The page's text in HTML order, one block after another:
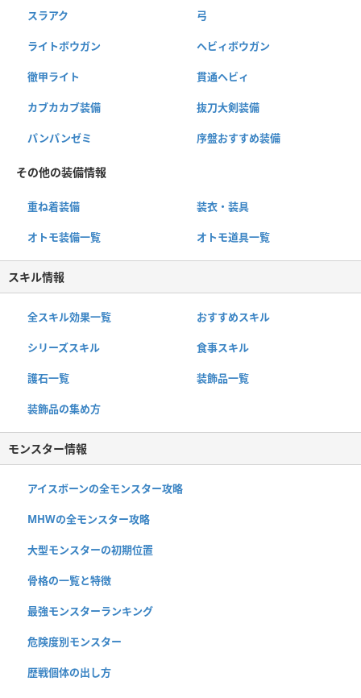
スラアク 弓
ライトボウガン ヘビィボウガン
徹甲ライト 貫通ヘビィ
カブカカブ装備 抜刀大剣装備
パンパンゼミ 序盤おすすめ装備
その他の装備情報
重ね着装備 装衣・装具
オトモ装備一覧 オトモ道具一覧
スキル情報
全スキル効果一覧 おすすめスキル
シリーズスキル 食事スキル
護石一覧 装飾品一覧
装飾品の集め方
モンスター情報
アイスボーンの全モンスター攻略
MHWの全モンスター攻略
大型モンスターの初期位置
骨格の一覧と特徴
最強モンスターランキング
危険度別モンスター
歴戦個体の出し方